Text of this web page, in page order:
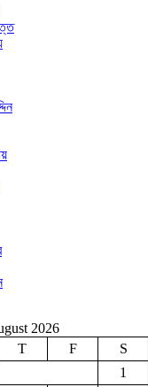
2026
T F S
1